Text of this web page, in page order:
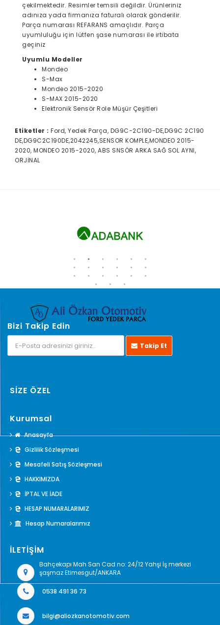
çekilmektedir. Resimler temsili değildir. Ürünleriniz
adınıza yada firmanıza faturalı olarak gönderilir.
Parça numarası REFARANS amaçlıdır. Parça
uyumluluğu için lütfen şase numarası ile irtibata
geçiniz
Uyumlu Modeller
Mondeo
S-Max
Mondeo 2015-2020
S-MAX 2015-2020
Elektronik Sensör Role Müşür Çeşitleri
Etiketler : Ford, Yedek Parça, DG9C-2C190-DE,DG9C 2C190
DE,DG9C2C190DE,2042245,SENSOR KOMPLE,MONDEO 2015-
2020, MONDEO 2015-2020, ABS SNSÖR ARKA SAĞ SOL AYNI,
ORJİNAL
Bizi Takip Edin
Takip Et
SİZE ÖZEL
Kurumsal
Anasayfa
Gizlilik Sözleşmesi
Mesafeli Satış Sözleşmesi
HAKKIMIZDA
İPTAL VE İADE
HESAP NUMARALARIMIZ
Hesap Numaralarımız
İLETİŞİM
Bahçekapı Mah San Cad no: 24/12 Yahşi İş merkezi
şaşmaz Etimesgut/ANKARA
0538 491 36 73
bilgi@aliozkanotomotiv.com